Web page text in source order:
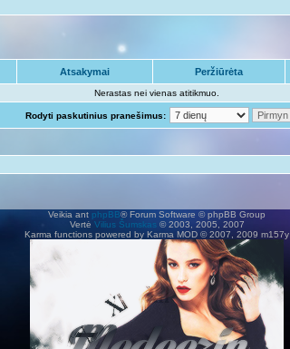
Atsakymai Peržiūrėta
Nerastas nei vienas atitikmuo.
Rodyti paskutinius pranešimus:
Veikia ant phpBB® Forum Software © phpBB Group
Vertė Vilius Šumskas © 2003, 2005, 2007
Karma functions powered by Karma MOD © 2007, 2009 m157y